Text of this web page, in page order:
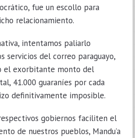
fue un escollo para
relacionamiento.
intentamos paliarlo
servicios del correo paraguayo,
el exorbitante monto del
41.000 guaraníes por cada
definitivamente imposible.
gobiernos faciliten el
de nuestros pueblos, Mandu’a